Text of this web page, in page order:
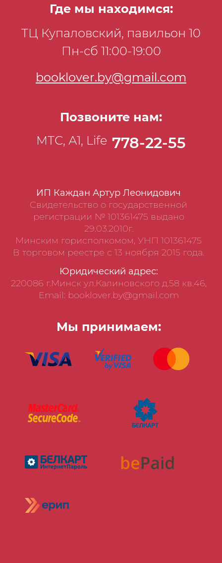
ИП Каждан Артур Леонидович
Свидетельство о государственной
регистрации № 101361475 выдано
29.03.2010г.
Минским горисполкомом, УНП 101361475
В торговом реестре с 13 ноября 2015 года.
Юридический адрес:
220086 г.Минск ул.Калиновского д.58 кв.46,
Email: booklover.by@gmail.com
Мы принимаем:
Где мы находимся:
ТЦ Купаловский, павильон 10
Пн-сб 11:00-19:00
booklover.by@gmail.com
Позвоните нам:
МТС, А1, Life 778-22-55